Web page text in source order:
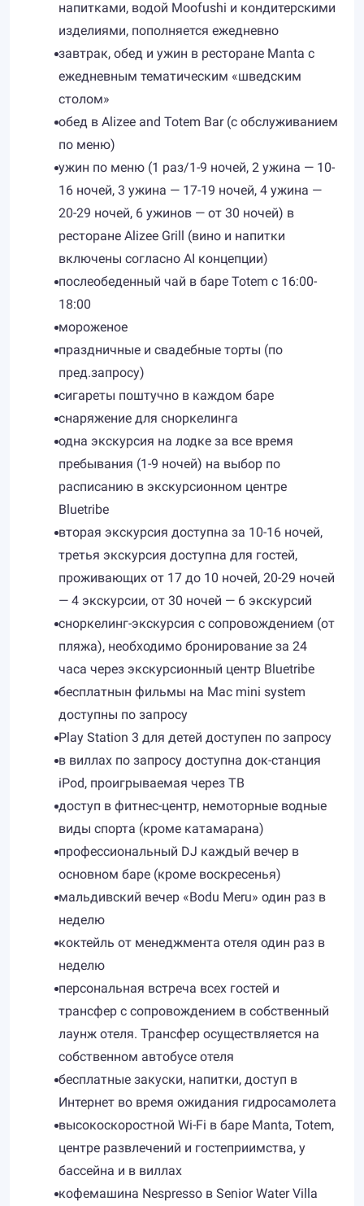
напитками, водой Moofushi и кондитерскими
изделиями, пополняется ежедневно
завтрак, обед и ужин в ресторане Manta с
ежедневным тематическим «шведским
столом»
обед в Alizee and Totem Bar (с обслуживанием
по меню)
ужин по меню (1 раз/1-9 ночей, 2 ужина — 10-
16 ночей, 3 ужина — 17-19 ночей, 4 ужина —
20-29 ночей, 6 ужинов — от 30 ночей) в
ресторане Alizee Grill (вино и напитки
включены согласно AI концепции)
послеобеденный чай в баре Totem с 16:00-
18:00
мороженое
праздничные и свадебные торты (по
пред.запросу)
сигареты поштучно в каждом баре
снаряжение для сноркелинга
одна экскурсия на лодке за все время
пребывания (1-9 ночей) на выбор по
расписанию в экскурсионном центре
Bluetribe
вторая экскурсия доступна за 10-16 ночей,
третья экскурсия доступна для гостей,
проживающих от 17 до 10 ночей, 20-29 ночей
— 4 экскурсии, от 30 ночей — 6 экскурсий
сноркелинг-экскурсия с сопровождением (от
пляжа), необходимо бронирование за 24
часа через экскурсионный центр Bluetribe
бесплатнын фильмы на Mac mini system
доступны по запросу
Play Station 3 для детей доступен по запросу
в виллах по запросу доступна док-станция
iPod, проигрываемая через ТВ
доступ в фитнес-центр, немоторные водные
виды спорта (кроме катамарана)
профессиональный DJ каждый вечер в
основном баре (кроме воскресенья)
мальдивский вечер «Bodu Meru» один раз в
неделю
коктейль от менеджмента отеля один раз в
неделю
персональная встреча всех гостей и
трансфер с сопровождением в собственный
лаунж отеля. Трансфер осуществляется на
собственном автобусе отеля
бесплатные закуски, напитки, доступ в
Интернет во время ожидания гидросамолета
высокоскоростной Wi-Fi в баре Manta, Totem,
центре развлечений и гостеприимства, у
бассейна и в виллах
кофемашина Nespresso в Senior Water Villa